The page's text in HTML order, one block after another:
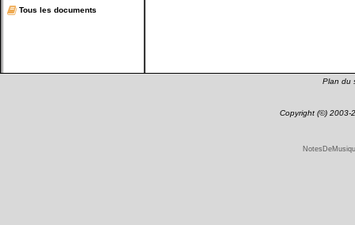
Tous les documents
Plan du
Copyright (©) 2003-